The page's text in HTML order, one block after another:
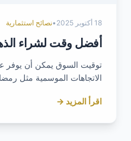
18 أكتوبر 2025 •نصائح استثمارية
أفضل وقت لشراء
توقيت السوق يمكن أن يوفر
الاتجاهات الموسمية مثل
اقرأ المزيد →